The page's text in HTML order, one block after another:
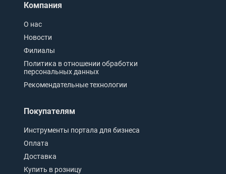
Компания
О нас
Новости
Филиалы
Политика в отношении обработки
персональных данных
Рекомендательные технологии
Покупателям
Инструменты портала для бизнеса
Оплата
Доставка
Купить в розницу